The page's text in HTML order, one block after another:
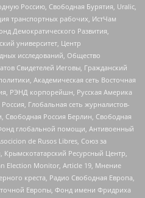
Россию, Свободная Бурятия, Uralic,
транспортных рабочих, ИстЧам
Демократического Развития,
университет, Центр
исследований, Общество
Свидетелей Иеговы, Гражданский
Академическая сеть Восточная
РЭНД корпорейшн, Русская Америка
Глобальная сеть журналистов-
Свободная Россия Берлин, Свободная
глобальной помощи, Антивоенный
de Rusos Libres, Союз за
Ресурсный Центр,
Election Monitor, Article 19, Мнение
креста, Радио Свободная Европа,
Европы, Фонд имени Фридриха